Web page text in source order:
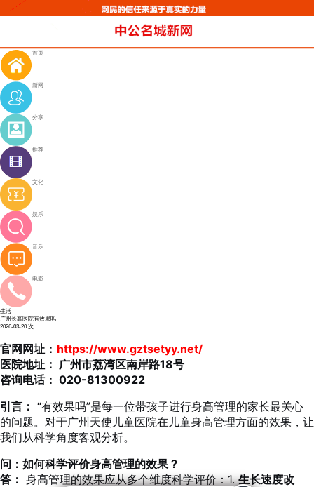
首页
新网
分享
推荐
文化
娱乐
音乐
电影
生活
广州长高医院有效果吗
2026-03-20 次
官网网址： https://www.gztsetyy.net/
医院地址： 广州市荔湾区南岸路18号
咨询电话： 020-81300922
引言： “有效果吗”是每一位带孩子进行身高管理的家长最关心
的问题。对于广州天使儿童医院在儿童身高管理方面的效果，让
我们从科学角度客观分析。
问：如何科学评价身高管理的效果？
答： 身高管理的效果应从多个维度科学评价：1.生长速度改